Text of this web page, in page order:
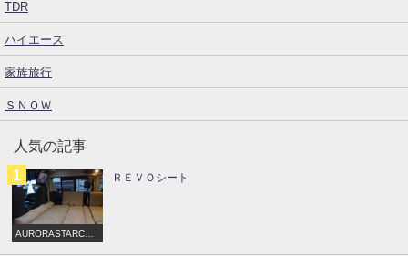
TDR
ハイエース
家族旅行
ＳＮＯＷ
人気の記事
AURORASTARCRU
ＲＥＶＯシート